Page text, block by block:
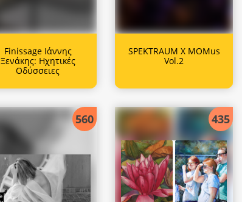
Finissage Ιάννης
Ξενάκης: Ηχητικές
Οδύσσειες
SPEKTRAUM X MOMus
Vol.2
560 435